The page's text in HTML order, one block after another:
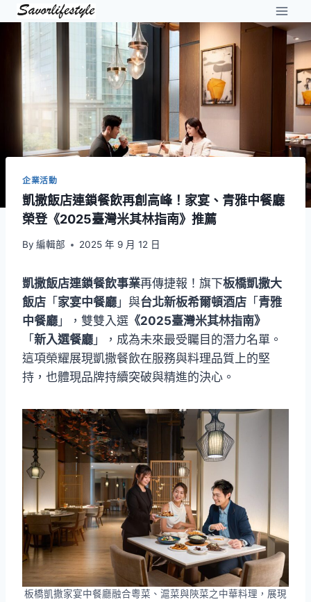
Skip
content
企業活動
凱撒飯店連鎖餐飲再創高峰！家宴、青雅中餐廳
榮登《2025臺灣米其林指南》推薦
By 編輯部 2025 年 9 月 12 日
凱撒飯店連鎖餐飲事業再傳捷報！旗下板橋凱撒大
飯店 「 家宴中餐廳 」與台北新板希爾頓酒店 「 青雅
中餐廳 」，雙雙入選 《2025臺灣米其林指南》
「 新入選餐廳 」，成為未來最受矚目的潛力名單。
這項榮耀展現凱撒餐飲在服務與料理品質上的堅
持，也體現品牌持續突破與精進的決心。
板橋凱撒家宴中餐廳融合粵菜、滬菜與陝菜之中華料理，展現